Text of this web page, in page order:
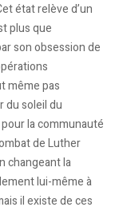
état relève d’un
plus que
son obsession de
même pas
du soleil du
la communauté
de Luther
changeant la
lui-même à
il existe de ces